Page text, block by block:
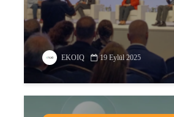
EKOIQ 19 Eylül 2025